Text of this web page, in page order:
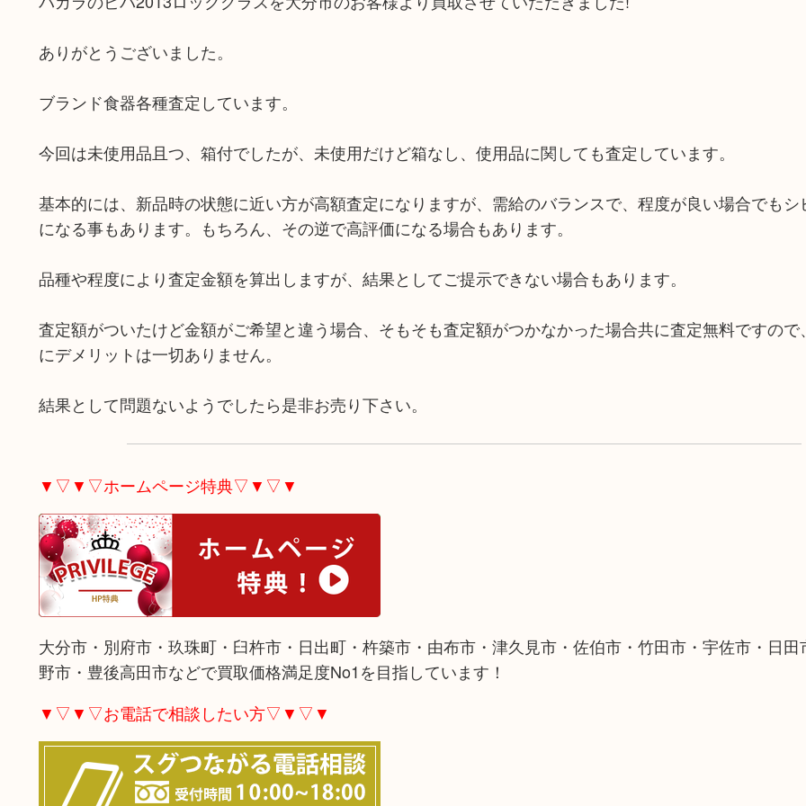
ありがとうございました。
ブランド食器各種査定しています。
今回は未使用品且つ、箱付でしたが、未使用だけど箱なし、使用品に関しても査定しています。
基本的には、新品時の状態に近い方が高額査定になりますが、需給のバランスで、程度が良い場合でもシ
になる事もあります。もちろん、その逆で高評価になる場合もあります。
品種や程度により査定金額を算出しますが、結果としてご提示できない場合もあります。
査定額がついたけど金額がご希望と違う場合、そもそも査定額がつかなかった場合共に査定無料ですので
にデメリットは一切ありません。
結果として問題ないようでしたら是非お売り下さい。
▼▽▼▽ホームページ特典▽▼▽▼
大分市・別府市・玖珠町・臼杵市・日出町・杵築市・由布市・津久見市・佐伯市・竹田市・宇佐市・日田
野市・豊後高田市などで買取価格満足度No1を目指しています！
▼▽▼▽お電話で相談したい方▽▼▽▼